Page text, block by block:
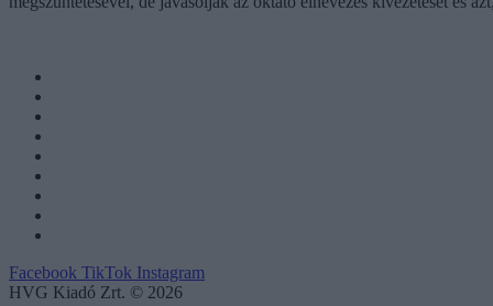
Facebook TikTok Instagram
HVG Kiadó Zrt. © 2026